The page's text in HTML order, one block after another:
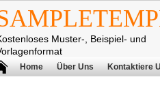
Muster-, Beispiel- und
Home Über Uns Kontaktiere